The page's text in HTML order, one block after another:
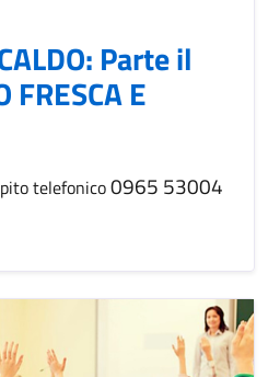
Parte il
FRESCA E
telefonico0965 53004